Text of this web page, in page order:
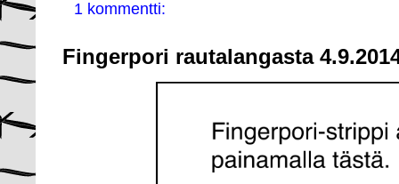
1 kommentti:
Fingerpori rautalangasta